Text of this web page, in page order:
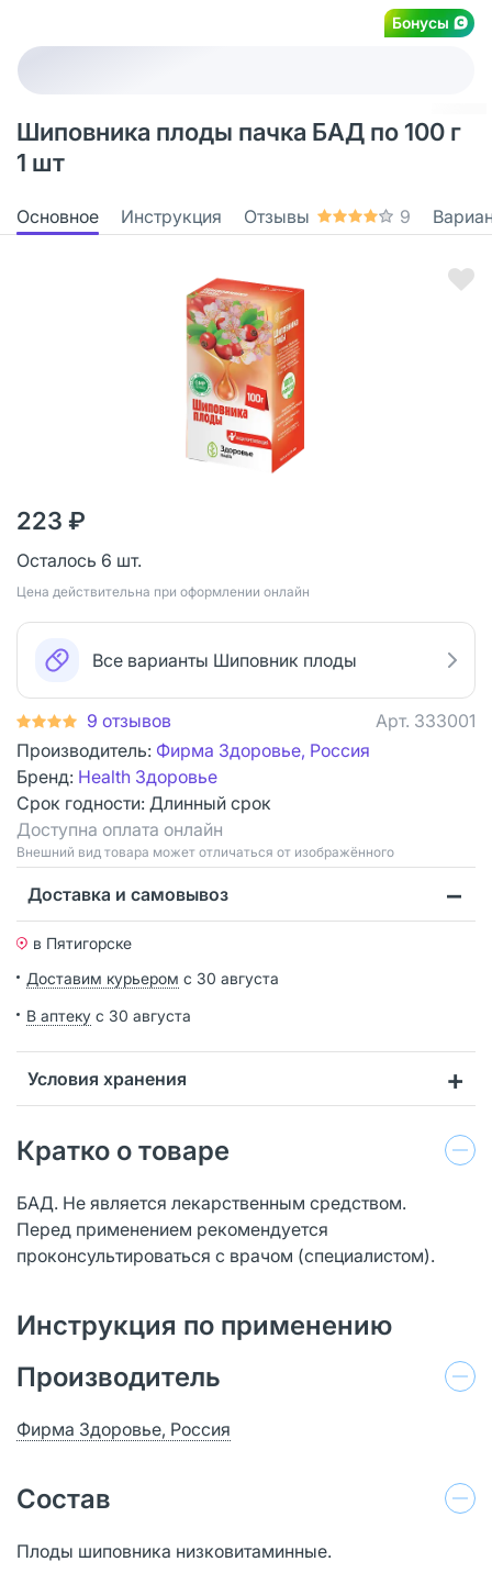
Бонусы
Шиповника плоды пачка БАД по 100 г
1 шт
Основное Инструкция Отзывы 9
223 ₽
Осталось 6 шт.
Цена действительна при оформлении онлайн
Все варианты Шиповник плоды
9 отзывов Арт. 333001
Производитель: Фирма Здоровье, Россия
Бренд: Health Здоровье
Срок годности: Длинный срок
Доступна оплата онлайн
Bнешний вид товара может отличаться от изображённого
Доставка и самовывоз
в Пятигорске
Доставим курьером с 30 августа
В аптеку с 30 августа
Условия хранения
Кратко о товаре
БАД. Не является лекарственным средством.
Перед применением рекомендуется
проконсультироваться с врачом (специалистом).
Инструкция по применению
Производитель
Фирма Здоровье, Россия
Состав
Плоды шиповника низковитаминные.